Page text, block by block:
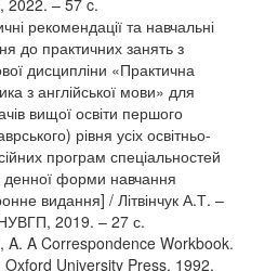
2022. – 57 c.
рекомендації та навчальні
до практичних занять з
дисципліни «Практична
з англійської мови» для
вищої освіти першого
рівня усіх освітньо-
програм спеціальностей
форми навчання
видання] / Літвінчук А.Т. –
2019. – 27 с.
A. A Correspondence Workbook.
Oxford University Press, 1992.